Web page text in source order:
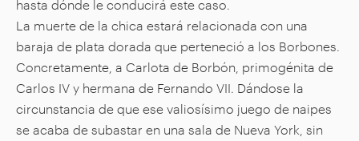
hasta dónde le conducirá este caso.
La muerte de la chica estará relacionada con una
baraja de plata dorada que perteneció a los Borbones.
Concretamente, a Carlota de Borbón, primogénita de
Carlos IV y hermana de Fernando VII. Dándose la
circunstancia de que ese valiosísimo juego de naipes
se acaba de subastar en una sala de Nueva York, sin